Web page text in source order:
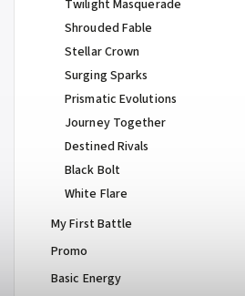
Twilight Masquerade
Shrouded Fable
Stellar Crown
Surging Sparks
Prismatic Evolutions
Journey Together
Destined Rivals
Black Bolt
White Flare
My First Battle
Promo
Basic Energy